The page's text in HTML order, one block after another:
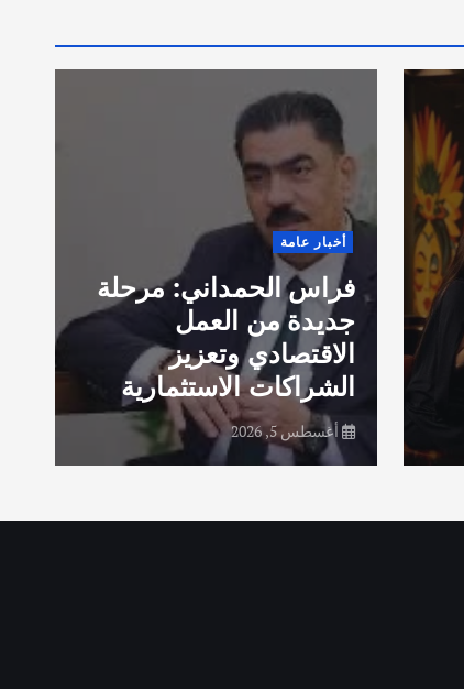
أخبار عامة
فراس الحمداني: مرحلة
جديدة من العمل
الاقتصادي وتعزيز
الشراكات الاستثمارية
أغسطس 5, 2026